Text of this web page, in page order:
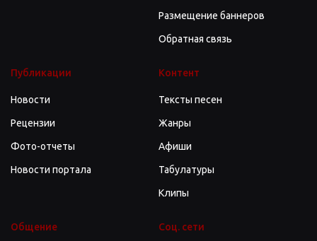
Размещение баннеров
Обратная связь
Публикации
Новости
Рецензии
Фото-отчеты
Новости портала
Контент
Тексты песен
Жанры
Афиши
Табулатуры
Клипы
Общение Соц. сети